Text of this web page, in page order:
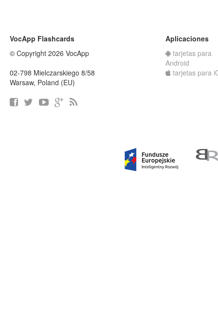
VocApp Flashcards
© Copyright 2026 VocApp
02-798 Mielczarskiego 8/58
Warsaw, Poland (EU)
Aplicaciones
tarjetas para
Android
tarjetas para